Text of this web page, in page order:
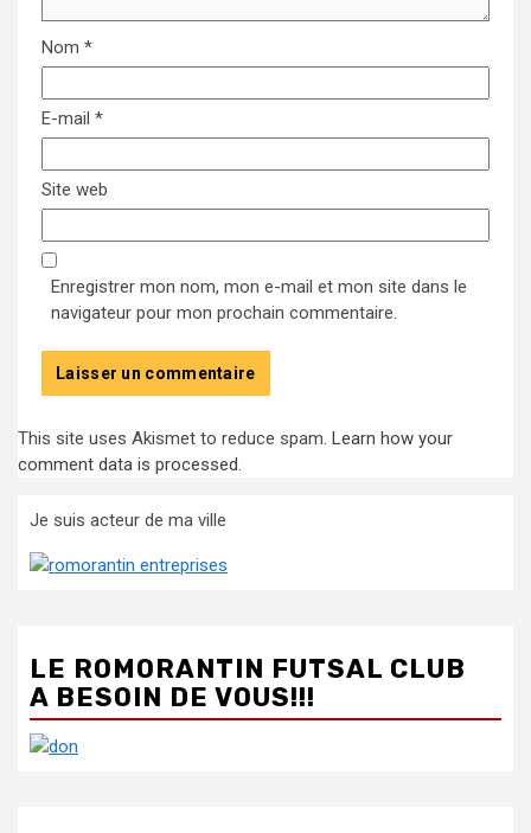
Nom *
E-mail *
Site web
Enregistrer mon nom, mon e-mail et mon site dans le
navigateur pour mon prochain commentaire.
This site uses Akismet to reduce spam. Learn how your
comment data is processed.
Je suis acteur de ma ville
LE ROMORANTIN FUTSAL CLUB
A BESOIN DE VOUS!!!